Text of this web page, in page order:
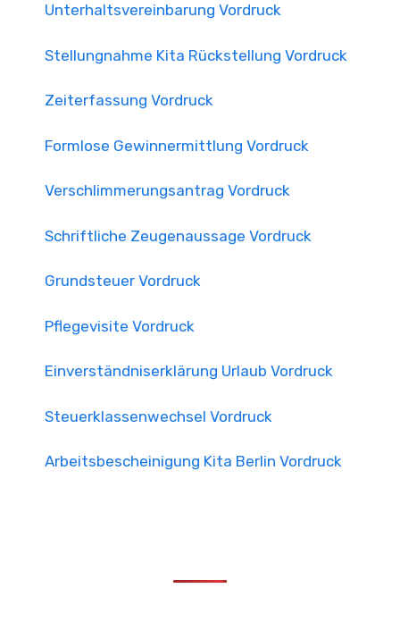
Unterhaltsvereinbarung Vordruck
Stellungnahme Kita Rückstellung Vordruck
Zeiterfassung Vordruck
Formlose Gewinnermittlung Vordruck
Verschlimmerungsantrag Vordruck
Schriftliche Zeugenaussage Vordruck
Grundsteuer Vordruck
Pflegevisite Vordruck
Einverständniserklärung Urlaub Vordruck
Steuerklassenwechsel Vordruck
Arbeitsbescheinigung Kita Berlin Vordruck